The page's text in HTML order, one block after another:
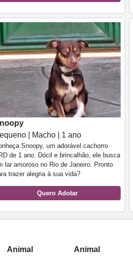
| Macho | 1 ano
Snoopy, um adorável cachorro
de 1 ano. Dócil e brincalhão, ele busca
lar amoroso no Rio de Janeiro. Pronto
trazer alegria à sua vida?
Quero Adotar
Animal Animal